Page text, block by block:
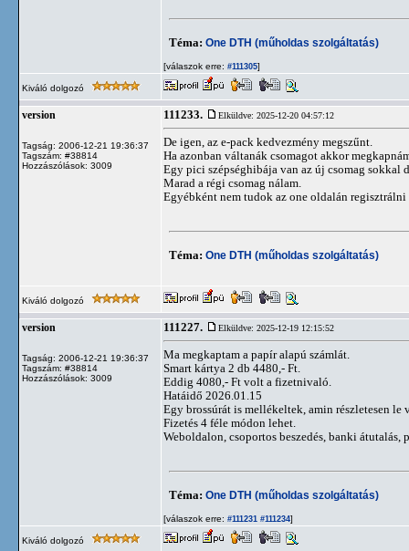
Téma: One DTH (műholdas szolgáltatás)
[válaszok erre: #111305]
Kiváló dolgozó
version
Tagság: 2006-12-21 19:36:37
Tagszám: #38814
Hozzászólások: 3009
111233. Elküldve: 2025-12-20 04:57:12
De igen, az e-pack kedvezmény megszűnt.
Ha azonban váltanák csomagot akkor
Egy pici szépséghibája van az új csomag sokkal
Marad a régi csomag nálam.
Egyébként nem tudok az one oldalán
Téma: One DTH (műholdas szolgáltatás)
Kiváló dolgozó
version
Tagság: 2006-12-21 19:36:37
Tagszám: #38814
Hozzászólások: 3009
111227. Elküldve: 2025-12-19 12:15:52
Ma megkaptam a papír alapú számlát.
Smart kártya 2 db 4480,- Ft.
Eddig 4080,- Ft volt a fizetnivaló.
Hatáidő 2026.01.15
Egy brossúrát is mellékeltek, amin részletesen
Fizetés 4 féle módon lehet.
Weboldalon, csoportos beszedés, banki átutalás,
Téma: One DTH (műholdas szolgáltatás)
[válaszok erre: #111231 #111234]
Kiváló dolgozó